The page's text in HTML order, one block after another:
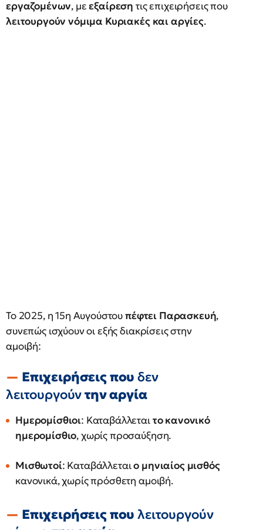
εργαζομένων, μεεξαίρεση τις επιχειρήσεις που
λειτουργούν νόμιμα Κυριακές και αργίες.
Το 2025, η 15η Αυγούστουπέφτει Παρασκευή,
συνεπώς ισχύουν οι εξής διακρίσεις στην
αμοιβή:
Επιχειρήσεις πουδεν
λειτουργούντην αργία
Ημερομίσθιοι: Καταβάλλεταιτο κανονικό
ημερομίσθιο, χωρίς προσαύξηση.
Μισθωτοί: Καταβάλλεταιο μηνιαίος μισθός
κανονικά, χωρίς πρόσθετη αμοιβή.
Επιχειρήσεις πουλειτουργούν